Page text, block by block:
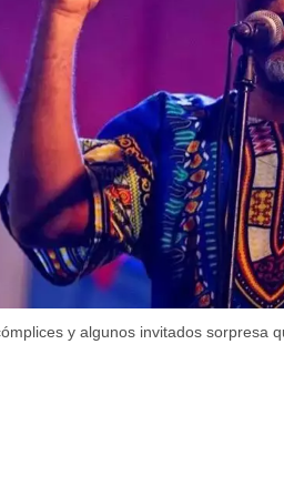
y algunos invitados sorpresa